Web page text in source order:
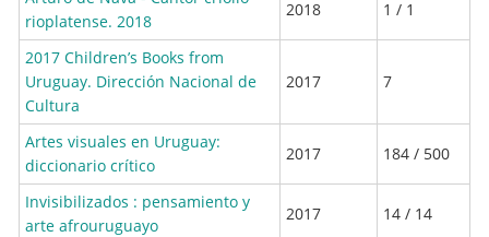
rioplatense. 2018
2018 1 / 1
2017 Children’s Books from
Uruguay. Dirección Nacional de
Cultura
2017 7
Artes visuales en Uruguay:
diccionario crítico
2017 184 / 500
Invisibilizados : pensamiento y
arte afrouruguayo
2017 14 / 14